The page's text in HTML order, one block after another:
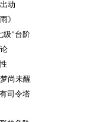
动
》
级”台阶
尚未醒
司令塔